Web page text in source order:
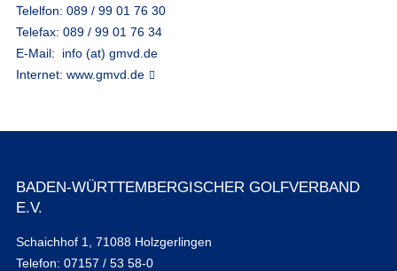
Telelfon: 089 / 99 01 76 30
Telefax: 089 / 99 01 76 34
E-Mail: info (at) gmvd.de
Internet: www.gmvd.de
BADEN-WÜRTTEMBERGISCHER GOLFVERBAND
E.V.
Schaichhof 1, 71088 Holzgerlingen
Telefon: 07157 / 53 58-0